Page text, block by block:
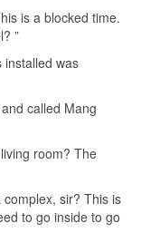
is a blocked time.
”
installed was
called Mang
room? The
sir? This is
to go inside to go